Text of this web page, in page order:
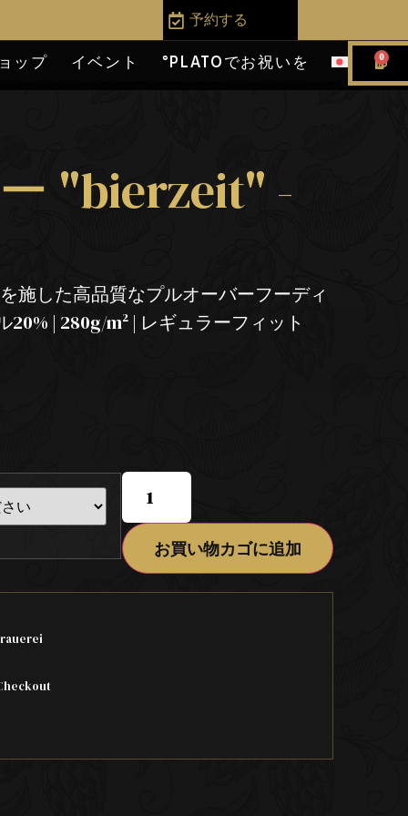
予約する
ップ イベント °PLATOでお祝いを 0
"bierzeit" -
施した高品質なプルオーバーフーディ
| 280g/m² | レギュラーフィット
お買い物カゴに追加